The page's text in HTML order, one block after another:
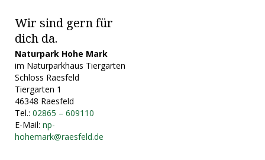
Wir sind gern für
dich da.
Naturpark Hohe Mark
im Naturparkhaus Tiergarten
Schloss Raesfeld
Tiergarten 1
46348 Raesfeld
Tel.: 02865 – 609110
E-Mail: np-
hohemark@raesfeld.de